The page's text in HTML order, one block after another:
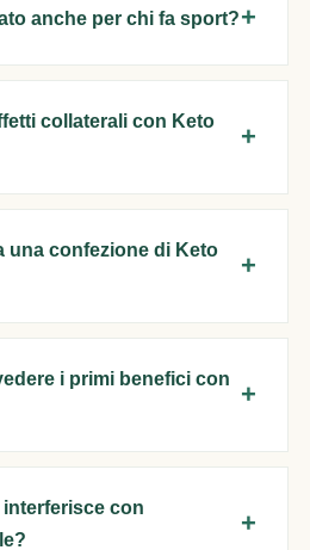
anche per chi fa sport?
collaterali con Keto
una confezione di Keto
i primi benefici con
con